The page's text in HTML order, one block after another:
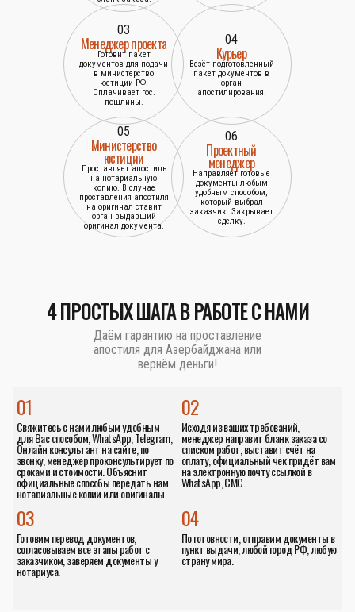
03
Менеджер проекта
Готовит пакет
документов для подачи
в министерство
юстиции РФ.
Оплачивает гос.
пошлины.
04
Курьер
Везёт подготовленный
пакет документов в
орган
апостилирования.
05
Министерство
юстиции
Проставляет апостиль
на нотариальную
копию. В случае
проставления апостиля
на оригинал ставит
орган выдавший
оригинал документа.
06
Проектный
менеджер
Направляет готовые
документы любым
удобным способом,
который выбрал
заказчик. Закрывает
сделку.
4 ПРОСТЫХ ШАГА В РАБОТЕ С НАМИ
Даём гарантию на проставление
апостиля для Азербайджана или
вернём деньги!
01
Свяжитесь с нами любым удобным
для Вас способом, WhatsApp, Telegram,
Онлайн консультант на сайте, по
звонку, менеджер проконсультирует по
сроками и стоимости. Объяснит
официальные способы передать нам
нотариальные копии или оригиналы
02
Исходя из ваших требований,
менеджер направит бланк заказа со
списком работ, выставит счёт на
оплату, официальный чек придёт вам
на электронную почту ссылкой в
WhatsApp, СМС.
04
По готовности, отправим документы в
пункт выдачи, любой город РФ, любую
страну мира.
03
Готовим перевод документов,
согласовываем все этапы работ с
заказчиком, заверяем документы у
нотариуса.